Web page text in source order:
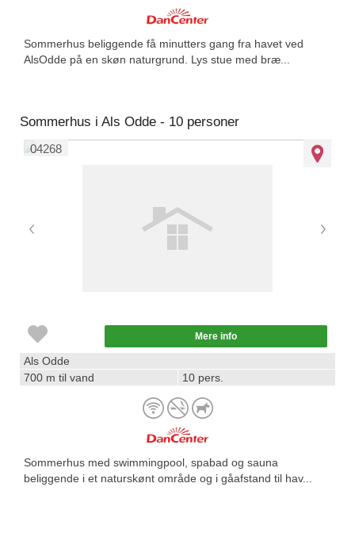
Sommerhus beliggende få minutters gang fra havet ved
AlsOdde på en skøn naturgrund. Lys stue med bræ...
Sommerhus i Als Odde - 10 personer
04268
Mere info
Als Odde
700 m til vand
10 pers.
Sommerhus med swimmingpool, spabad og sauna
beliggende i et naturskønt område og i gåafstand til hav...